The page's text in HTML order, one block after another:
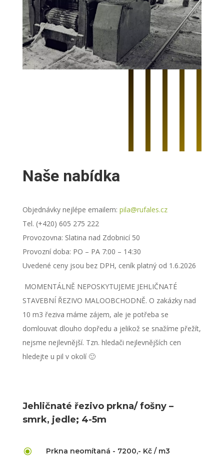
Naše nabídka
Objednávky nejlépe emailem: pila@rufales.cz
Tel. (+420) 605 275 222
Provozovna: Slatina nad Zdobnicí 50
Provozní doba: PO – PA 7:00 – 14:30
Uvedené ceny jsou bez DPH, ceník platný od 1.6.2026
MOMENTÁLNĚ NEPOSKYTUJEME JEHLIČNATÉ
STAVEBNÍ ŘEZIVO MALOOBCHODNĚ. O zakázky nad
10 m3 řeziva máme zájem, ale je potřeba se
domlouvat dlouho dopředu a jelikož se snažíme přežít,
nejsme nejlevnější. Tzn. hledači nejlevnějších cen
hledejte u pil v okolí 🙂
Jehličnaté řezivo prkna/ fošny –
smrk, jedle; 4-5m
\ Prkna neomítaná - 7200,- Kč / m3